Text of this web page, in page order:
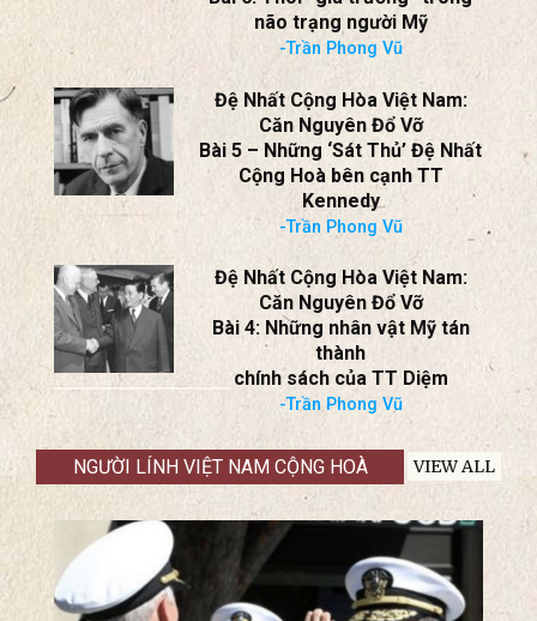
Đệ Nhất Cộng Hòa Việt Nam:
Căn Nguyên Đổ Vỡ
(Đọc 2 tập “The 1st Republic of
Viet Nam” & “A Great Secret”
của GS Vũ Quý Kỳ)
Bài 6: Thói “gia trưởng” trong
não trạng người Mỹ
-Trần Phong Vũ
Đệ Nhất Cộng Hòa Việt Nam:
Căn Nguyên Đổ Vỡ
Bài 5 – Những ‘Sát Thủ’ Đệ Nhất
Cộng Hoà bên cạnh TT
Kennedy
-Trần Phong Vũ
Đệ Nhất Cộng Hòa Việt Nam:
Căn Nguyên Đổ Vỡ
Bài 4: Những nhân vật Mỹ tán
thành
chính sách của TT Diệm
-Trần Phong Vũ
NGƯỜI LÍNH VIỆT NAM CỘNG HOÀ VIEW ALL